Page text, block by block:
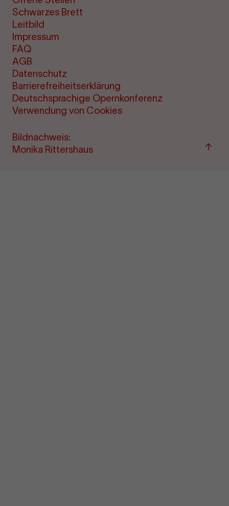
Schwarzes Brett
Leitbild
Impressum
FAQ
AGB
Datenschutz
Barrierefreiheitserklärung
Deutschsprachige Opernkonferenz
Verwendung von Cookies
Bildnachweis:
Monika Rittershaus
Zum